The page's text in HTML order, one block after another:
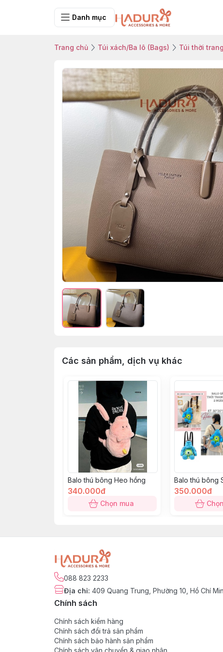
Danh mục
Trang chủ Túi xách/Ba lô (Bags) Túi thời trang
Các sản phẩm, dịch vụ khác
Balo thú bông Heo hồng
340.000đ
Chọn mua
Balo thú bông
350.000đ
088 823 2233
Địa chỉ: 409 Quang Trung, Phường 10, Hồ Chí
Chính sách
Chính sách kiểm hàng
Chính sách đổi trả sản phẩm
Chính sách bảo hành sản phẩm
Chính sách vận chuyển & giao nhận